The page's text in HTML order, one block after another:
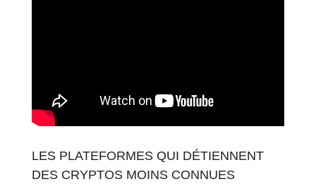
LES PLATEFORMES QUI DÉTIENNENT
DES CRYPTOS MOINS CONNUES